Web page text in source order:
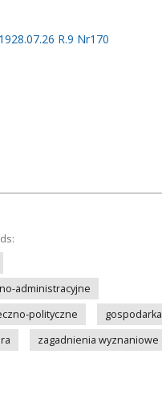
R.9 Nr170
administracyjne
polityczne
gospodarka
zagadnienia wyznaniowe